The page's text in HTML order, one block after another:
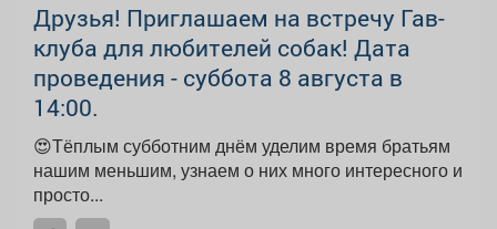
Друзья! Приглашаем на встречу Гав-
клуба для любителей собак! Дата
проведения - суббота 8 августа в
14:00.
😍Тёплым субботним днём уделим время братьям
нашим меньшим, узнаем о них много интересного и
просто...